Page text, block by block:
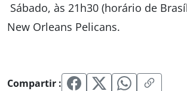
Sábado, às 21h30 (horário de
New Orleans Pelicans.
Compartir :